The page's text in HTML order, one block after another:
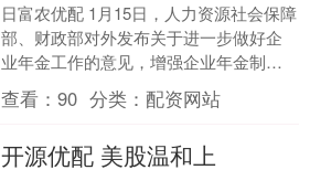
日富农优配 1月15日，人力资源社会保障
部、财政部对外发布关于进一步做好企
业年金工作的意见，增强企业年金制度
的包容性、灵活性和便捷性，持续推动
扩大覆盖范围，让更....
查看：90 分类：配资网站
开源优配 美股温和上